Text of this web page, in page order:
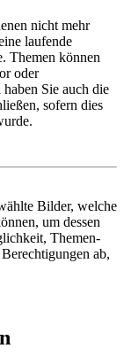
nicht mehr
laufende
Themen können
oder
Sie auch die
sofern dies
Bilder, welche
um dessen
Themen-
ab,